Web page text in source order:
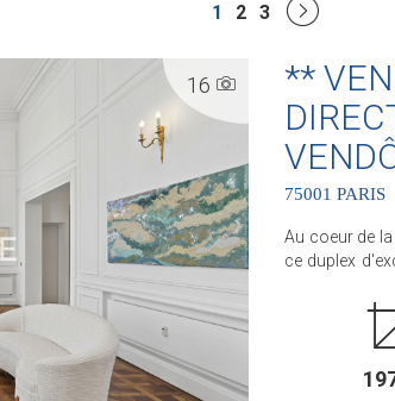
1 2 3
16
**
75001 PARIS
Au coeur de
ce duplex
de hauteur
vue imprenable et
cuisine haut
suites avec